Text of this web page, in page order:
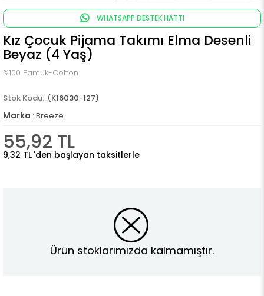
WHATSAPP DESTEK HATTI
Kız Çocuk Pijama Takımı Elma Desenli
Beyaz (4 Yaş)
%100 Pamuk-Cotton
(K16030-127)
Marka : Breeze
55,92 TL
9,32 TL 'den başlayan taksitlerle
Ürün stoklarımızda kalmamıştır.